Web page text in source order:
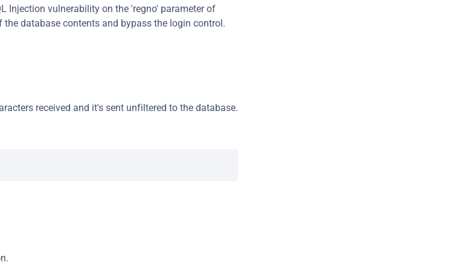
Injection vulnerability on the 'regno' parameter of
database contents and bypass the login control.
received and it's sent unfiltered to the database.